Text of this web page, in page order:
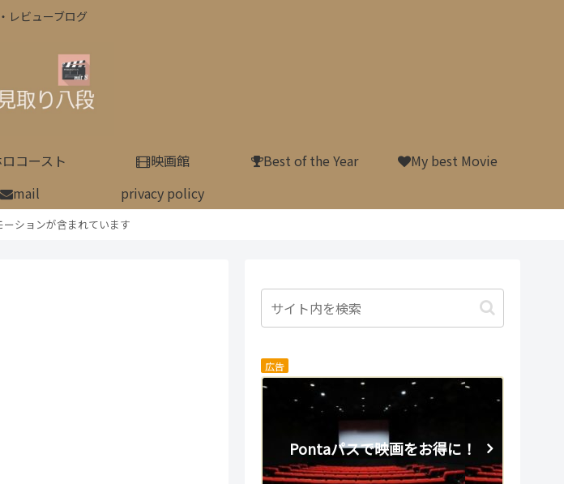
レビューブログ
コースト 映画館 Best of the Year
My best Movie
mail privacy policy
ションが含まれています
広告
Pontaパスで映画をお得に！